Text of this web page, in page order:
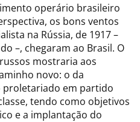
operário brasileiro
os bons ventos
na Rússia, de 1917 –
–, chegaram ao Brasil. O
mostraria aos
novo: o da
proletariado em partido
tendo como objetivos
e a implantação do